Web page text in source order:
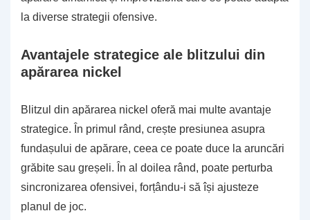
la diverse strategii ofensive.
Avantajele strategice ale blitzului din
apărarea nickel
Blitzul din apărarea nickel oferă mai multe avantaje
strategice. În primul rând, crește presiunea asupra
fundașului de apărare, ceea ce poate duce la aruncări
grăbite sau greșeli. În al doilea rând, poate perturba
sincronizarea ofensivei, forțându-i să își ajusteze
planul de joc.